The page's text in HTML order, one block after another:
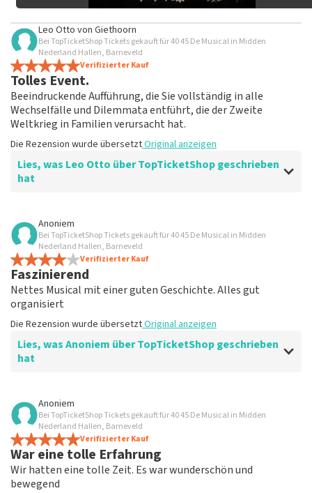
Leo Otto von Giethoorn
Bei TopTicketShop Tickets gekauft für 40 45 De Musical in Midden
Nederland Hallen, Barneveld
Verifizierter Kauf
Tolles Event.
Beeindruckende Aufführung, die Sie vollständig in alle
Wechselfälle und Dilemmata entführt, die der Zweite
Weltkrieg in Familien verursacht hat.
Die Rezension wurde übersetztOriginal anzeigen
Lies, was Leo Otto über TopTicketShop geschrieben
hat
Bewertung von Leo Otto über
Fein
Die Rezension wurde übersetzt
Anoniem
Bei TopTicketShop Tickets gekauft für 40 45 De Musical in Midden
Nederland Hallen, Barneveld
Verifizierter Kauf
Faszinierend
Nettes Musical mit einer guten Geschichte. Alles gut
organisiert
Die Rezension wurde übersetztOriginal anzeigen
Lies, was Anoniem über TopTicketShop geschrieben
hat
Bewertung von Anoniem über
Ist alles wahr?
Alles hat funktioniert
Die Rezension wurde übersetztOriginal anzeigen
Anoniem
Bei TopTicketShop Tickets gekauft für 40 45 De Musical in Midden
Nederland Hallen, Barneveld
Verifizierter Kauf
War eine tolle Erfahrung
Wir hatten eine tolle Zeit. Es war wunderschön und
bewegend